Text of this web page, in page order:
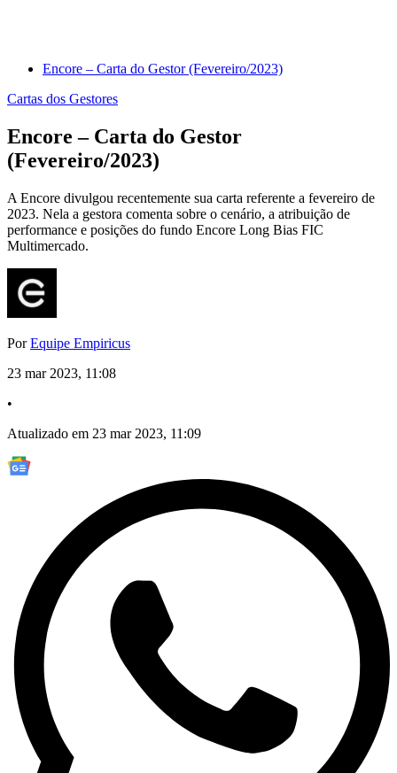
Encore – Carta do Gestor (Fevereiro/2023)
Cartas dos Gestores
Encore – Carta do Gestor
(Fevereiro/2023)
A Encore divulgou recentemente sua carta referente a fevereiro de
2023. Nela a gestora comenta sobre o cenário, a atribuição de
performance e posições do fundo Encore Long Bias FIC
Multimercado.
PorEquipe Empiricus
23 mar 2023, 11:08
•
Atualizado em 23 mar 2023, 11:09